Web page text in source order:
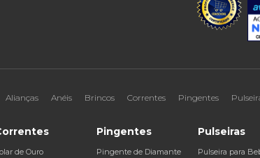
Alianças Anéis Brincos Correntes Pingentes
de Ouro
Pingentes
Pingente de Diamante
Pulseiras
Pulseira para